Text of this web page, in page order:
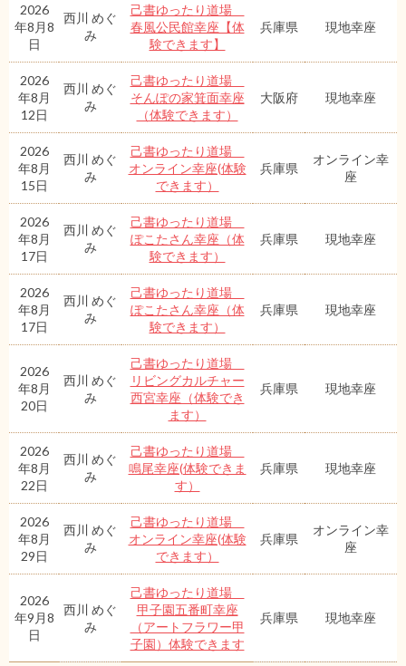
2026
年8月8
日
西川 めぐ
み
己書ゆったり道場
春風公民館幸座【体
験できます】
兵庫県 現地幸座
2026
年8月
12日
西川 めぐ
み
己書ゆったり道場
そんぽの家箕面幸座
（体験できます）
大阪府 現地幸座
2026
年8月
15日
西川 めぐ
み
己書ゆったり道場
オンライン幸座(体験
できます）
兵庫県
オンライン幸
座
2026
年8月
17日
西川 めぐ
み
己書ゆったり道場
ぽこたさん幸座（体
験できます）
兵庫県 現地幸座
2026
年8月
17日
西川 めぐ
み
己書ゆったり道場
ぽこたさん幸座（体
験できます）
兵庫県 現地幸座
2026
年8月
20日
西川 めぐ
み
己書ゆったり道場
リビングカルチャー
西宮幸座（体験でき
ます）
兵庫県 現地幸座
2026
年8月
22日
西川 めぐ
み
己書ゆったり道場
鳴尾幸座(体験できま
す）
兵庫県 現地幸座
2026
年8月
29日
西川 めぐ
み
己書ゆったり道場
オンライン幸座(体験
できます）
兵庫県
オンライン幸
座
2026
年9月8
日
西川 めぐ
み
己書ゆったり道場
甲子園五番町幸座
（アートフラワー甲
子園）体験できます
兵庫県 現地幸座